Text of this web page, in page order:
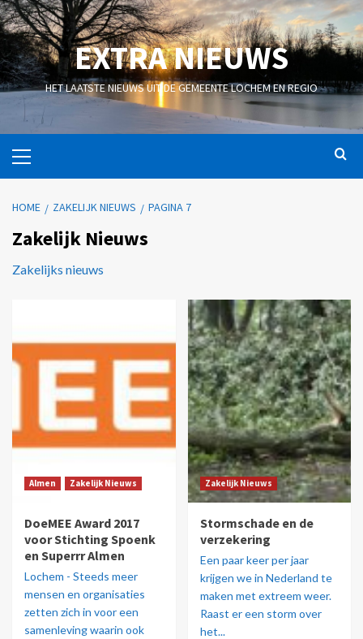
EXTRA NIEUWS
HET LAATSTE NIEUWS UIT DE GEMEENTE LOCHEM EN REGIO
HOME ZAKELIJK NIEUWS PAGINA 7
Zakelijk Nieuws
Zakelijks nieuws
Almen Zakelijk Nieuws
DoeMEE Award 2017
voor Stichting Spoenk
en Superrr Almen
Lochem - Steeds meer
mensen en organisaties
zetten zich in voor een
samenleving waarin ook
Zakelijk Nieuws
Stormschade en de
verzekering
Een paar keer per jaar
krijgen we in Nederland te
maken met extreem weer.
Raast er een storm over
het...